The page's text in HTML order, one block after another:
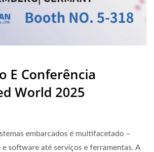
E Conferência
World 2025
embarcados é multifacetado –
software até serviços e ferramentas. A